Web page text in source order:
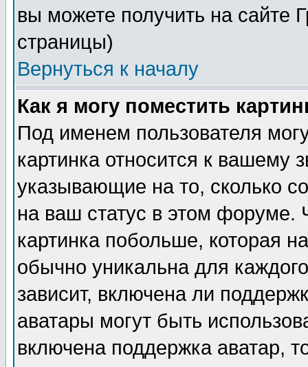
вы можете получить на сайте
страницы)
Вернуться к началу
Как я могу поместить
Под именем пользователя
картинка относится к вашему
указывающие на то, сколько
на ваш статус в этом форуме.
картинка побольше, которая
обычно уникальна для
зависит, включена ли
аватары могут быть
включена поддержка аватар,